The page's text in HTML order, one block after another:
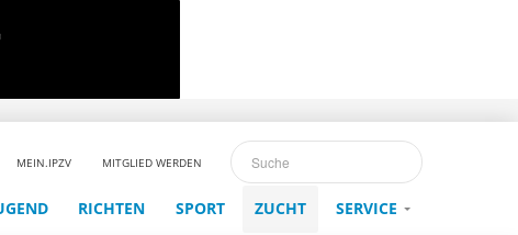
MEIN.IPZV MITGLIED WERDEN
RICHTEN SPORT ZUCHT SERVICE